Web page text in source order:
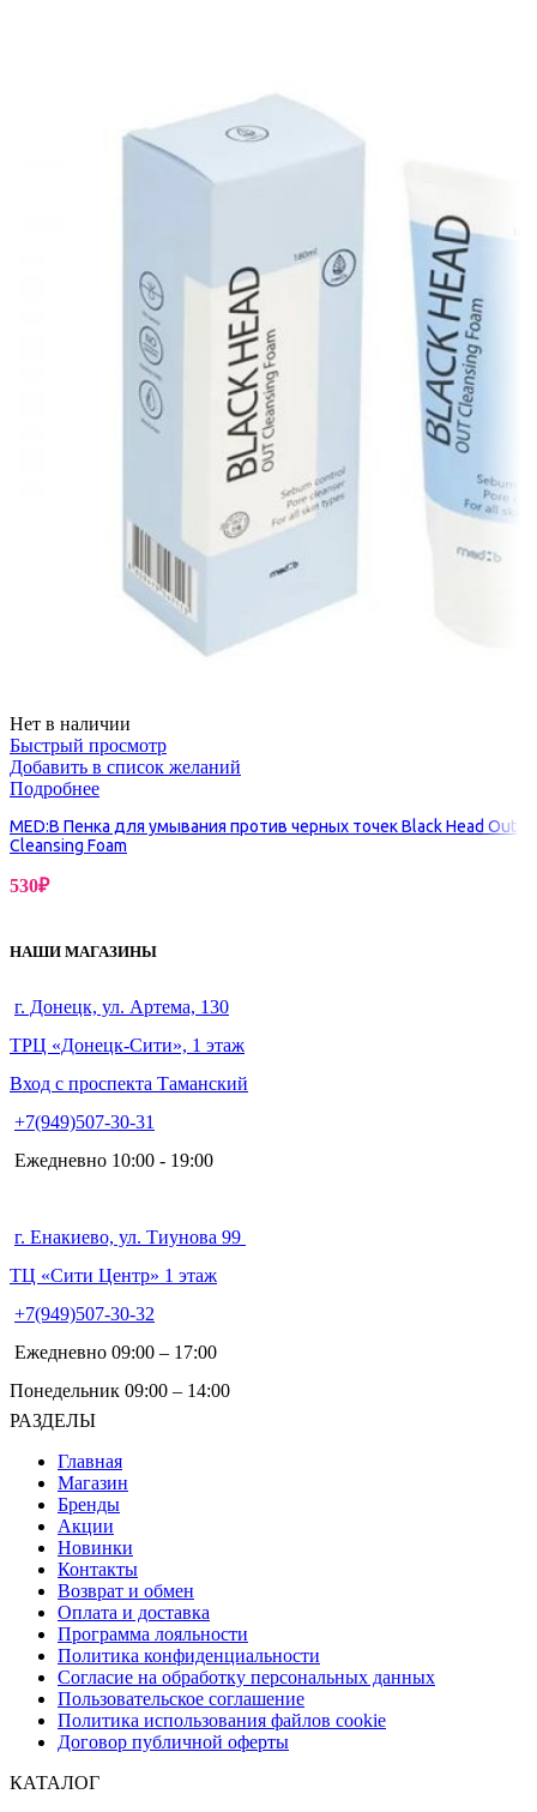
Нет в наличии
Быстрый просмотр
Добавить в список желаний
Подробнее
MED:B Пенка для умывания против черных точек Black Head Out
Cleansing Foam
530₽
НАШИ МАГАЗИНЫ
г. Донецк, ул. Артема, 130
ТРЦ «Донецк-Сити», 1 этаж
Вход с проспекта Таманский
+7(949)507-30-31
Ежедневно 10:00 - 19:00
г. Енакиево, ул. Тиунова 99
ТЦ «Сити Центр» 1 этаж
+7(949)507-30-32
Ежедневно 09:00 – 17:00
Понедельник 09:00 – 14:00
РАЗДЕЛЫ
Главная
Магазин
Бренды
Акции
Новинки
Контакты
Возврат и обмен
Оплата и доставка
Программа лояльности
Политика конфиденциальности
Согласие на обработку персональных данных
Пользовательское соглашение
Политика использования файлов cookie
Договор публичной оферты
КАТАЛОГ